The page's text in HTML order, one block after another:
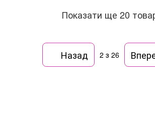
Показати ще 20
Назад 2 з 26